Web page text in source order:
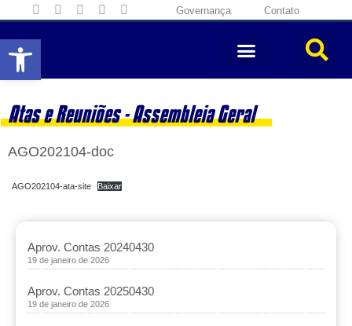
Abrir a barra de ferramentas
Governança Contato
Atas e Reuniões -Assembleia Geral
AGO202104-doc
AGO202104-ata-site Baixar
Aprov. Contas 20240430
19 de janeiro de 2026
Aprov. Contas 20250430
19 de janeiro de 2026